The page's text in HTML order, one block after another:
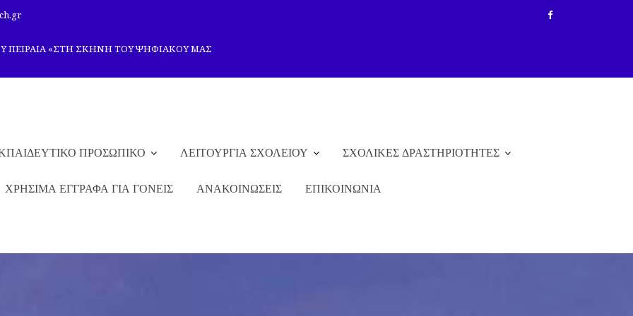
ΠΕΙΡΑΙΑ «ΣΤΗ ΣΚΗΝΗ ΤΟΥ ΨΗΦΙΑΚΟΥ ΜΑΣ
ΠΡΟΣΩΠΙΚΟ ΛΕΙΤΟΥΡΓΙΑ ΣΧΟΛΕΙΟΥ ΣΧΟΛΙΚΕΣ ΔΡΑΣΤΗΡΙΟΤΗΤΕΣ
ΧΡΗΣΙΜΑ ΕΓΓΡΑΦΑ ΓΙΑ ΓΟΝΕΙΣ ΑΝΑΚΟΙΝΩΣΕΙΣ ΕΠΙΚΟΙΝΩΝΙΑ